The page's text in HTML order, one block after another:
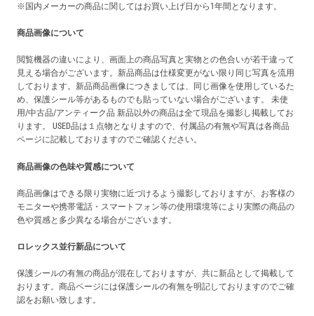
※国内メーカーの商品に関してはお買い上げ日から1年間となります。
商品画像について
閲覧機器の違いにより、画面上の商品写真と実物との色合いが若干違って
見える場合がございます。新品商品は仕様変更がない限り同じ写真を流用
しております。新品商品画像につきましては、同じ画像を使用しているた
め、保護シール等があるものでも貼っていない場合がございます。 未使
用/中古品/アンティーク品 新品以外の商品は全て現品を撮影し掲載してお
ります。 USED品は１点物となりますので、付属品の有無や写真は各商品
ページに記載しておりますのでご確認ください。
商品画像の色味や質感について
商品画像はできる限り実物に近づけるよう撮影しておりますが、お客様の
モニターや携帯電話・スマートフォン等の使用環境等により実際の商品の
色や質感と多少異なる場合がございます。
ロレックス並行新品について
保護シールの有無の商品が混在しておりますが、共に新品として掲載して
おります。商品ページには保護シールの有無を明記しておりますのでご確
認をお願い致します。